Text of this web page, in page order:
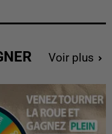
Voir plus